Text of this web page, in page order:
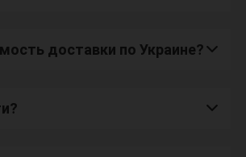
доставки по Украине?